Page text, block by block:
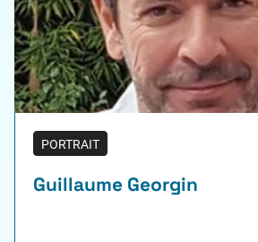
PORTRAIT
Guillaume Georgin